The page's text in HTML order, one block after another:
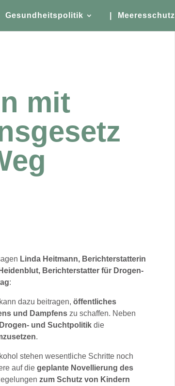
| Gesundheitspolitik | Meeresschutz
mit
Linda Heitmann, Berichterstatterin
Berichterstatter für Drogen-
:
dazu beitragen,öffentliches
und Dampfens zu schaffen. Neben
Drogen- und Suchtpolitik die
.
stehen wesentliche Schritte noch
auf die geplante Novellierung des
zum Schutz von Kindern